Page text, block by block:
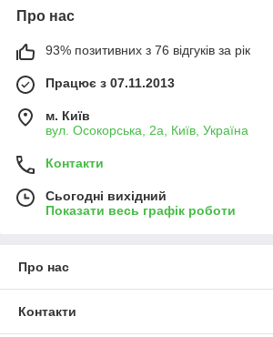
Про нас
93% позитивних з 76 відгуків за рік
Працює з 07.11.2013
м. Київ
вул. Осокорська, 2а, Київ, Україна
Контакти
Сьогодні вихідний
Показати весь графік роботи
Про нас
Контакти